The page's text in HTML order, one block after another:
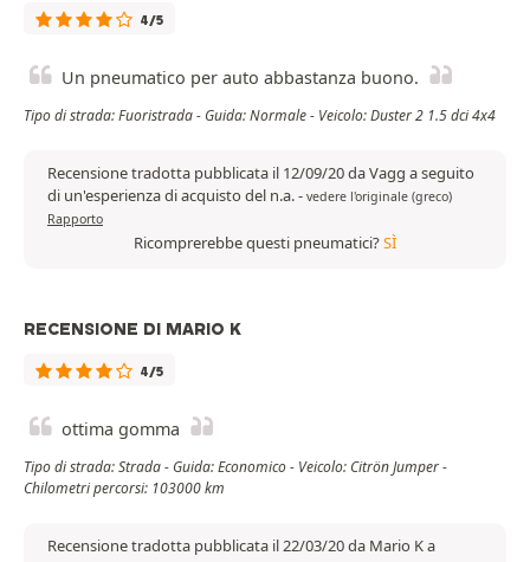
4/5
Un pneumatico per auto abbastanza buono.
Tipo di strada: Fuoristrada - Guida: Normale - Veicolo: Duster 2 1.5 dci 4x4
Recensione tradotta pubblicata il 12/09/20 da Vagg a seguito
di un'esperienza di acquisto del n.a.- vedere l'originale (greco)
Rapporto
Ricomprerebbe questi pneumatici?SÌ
RECENSIONE DI MARIO K
4/5
ottima gomma
Tipo di strada: Strada - Guida: Economico - Veicolo: Citrön Jumper -
Chilometri percorsi: 103000 km
Recensione tradotta pubblicata il 22/03/20 da Mario K a